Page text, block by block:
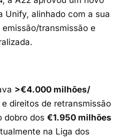
Unify, alinhado com a sua
transmissão e
>€4.000 milhões/
direitos de retransmissão
dobro dos€1.950 milhões
na Liga dos